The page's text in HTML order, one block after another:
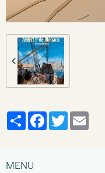
PartagerFacebook
Twitter
MENU